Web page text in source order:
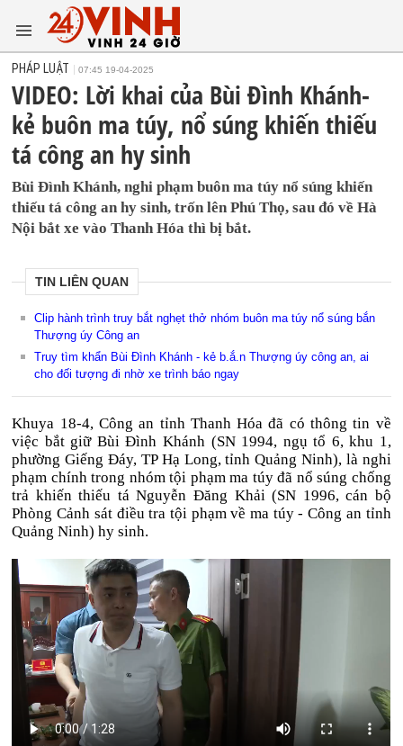
PHÁP LUẬT 07:45 19-04-2025
VIDEO: Lời khai của Bùi Đình Khánh-
kẻ buôn ma túy, nổ súng khiến thiếu
tá công an hy sinh
Bùi Đình Khánh, nghi phạm buôn ma túy nổ súng khiến
thiếu tá công an hy sinh, trốn lên Phú Thọ, sau đó về Hà
Nội bắt xe vào Thanh Hóa thì bị bắt.
TIN LIÊN QUAN
Clip hành trình truy bắt nghẹt thở nhóm buôn ma túy nổ súng bắn
Thượng úy Công an
Truy tìm khẩn Bùi Đình Khánh - kẻ b.ắ.n Thượng úy công an, ai
cho đối tượng đi nhờ xe trình báo ngay
Khuya 18-4, Công an tỉnh Thanh Hóa đã có thông tin về
việc bắt giữ Bùi Đình Khánh (SN 1994, ngụ tổ 6, khu 1,
phường Giếng Đáy, TP Hạ Long, tỉnh Quảng Ninh), là nghi
phạm chính trong nhóm tội phạm ma túy đã nổ súng chống
trả khiến thiếu tá Nguyễn Đăng Khải (SN 1996, cán bộ
Phòng Cảnh sát điều tra tội phạm về ma túy - Công an tỉnh
Quảng Ninh) hy sinh.